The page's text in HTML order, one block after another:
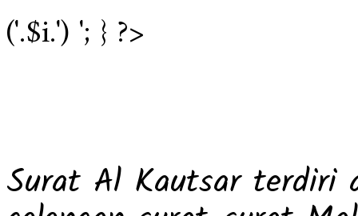
('.$i.') '; } ?>
Surat Al Kautsar terdiri